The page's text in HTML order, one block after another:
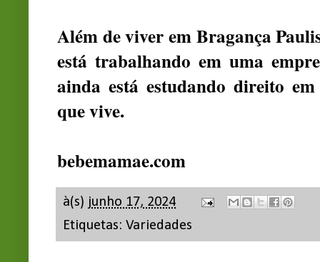
Além de viver em Bragança
está trabalhando em uma
ainda está estudando direito
que vive.
bebemamae.com
à(s) junho 17, 2024
Etiquetas: Variedades